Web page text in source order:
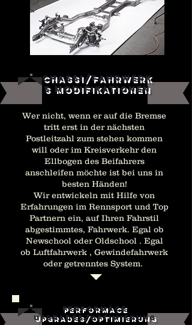
Chassi/Fahrwerk
s Modifikationen
Wer nicht, wenn er auf die Bremse
tritt erst in der nächsten
Postleitzahl zum stehen kommen
will oder im Kreisverkehr den
Ellbogen des Beifahrers
anschleifen möchte ist bei uns in
besten Händen!
Wir entwickeln mit Hilfe von
Erfahrungen im Rennsport und Top
Partnern ein, auf Ihren Fahrstil
abgestimmtes, Fahrwerk. Egal ob
Newschool oder Oldschool . Egal
ob Luftfahrwerk , Gewindefahrwerk
oder getrenntes System.
Performace
Upgrades/Optimierung